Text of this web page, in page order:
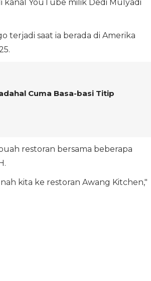
YouTube milik Dedi Mulyadi
terjadi saat ia berada di Amerika
Cuma Basa-basi Titip
restoran bersama beberapa
kita ke restoran Awang Kitchen,"